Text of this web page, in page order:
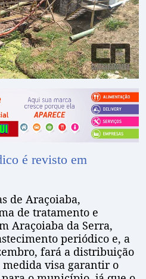
é revisto em
de Araçoiaba,
de tratamento e
Araçoiaba da Serra,
periódico e, a
fará a distribuição
medida visa garantir o